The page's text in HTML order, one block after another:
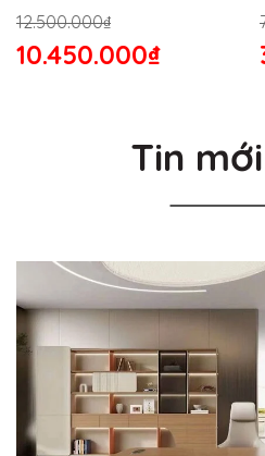
12.500.000₫
10.450.000₫
Tin